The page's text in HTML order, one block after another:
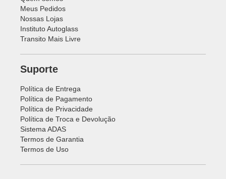
Meus Pedidos
Nossas Lojas
Instituto Autoglass
Transito Mais Livre
Suporte
Política de Entrega
Política de Pagamento
Política de Privacidade
Política de Troca e Devolução
Sistema ADAS
Termos de Garantia
Termos de Uso